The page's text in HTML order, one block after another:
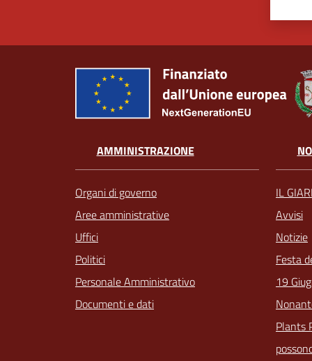
AMMINISTRAZIONE
Organi di governo
Aree amministrative
Uffici
Politici
Personale Amministrativo
Documenti e dati
IL
Avvisi
Notizie
Festa
19
Plants